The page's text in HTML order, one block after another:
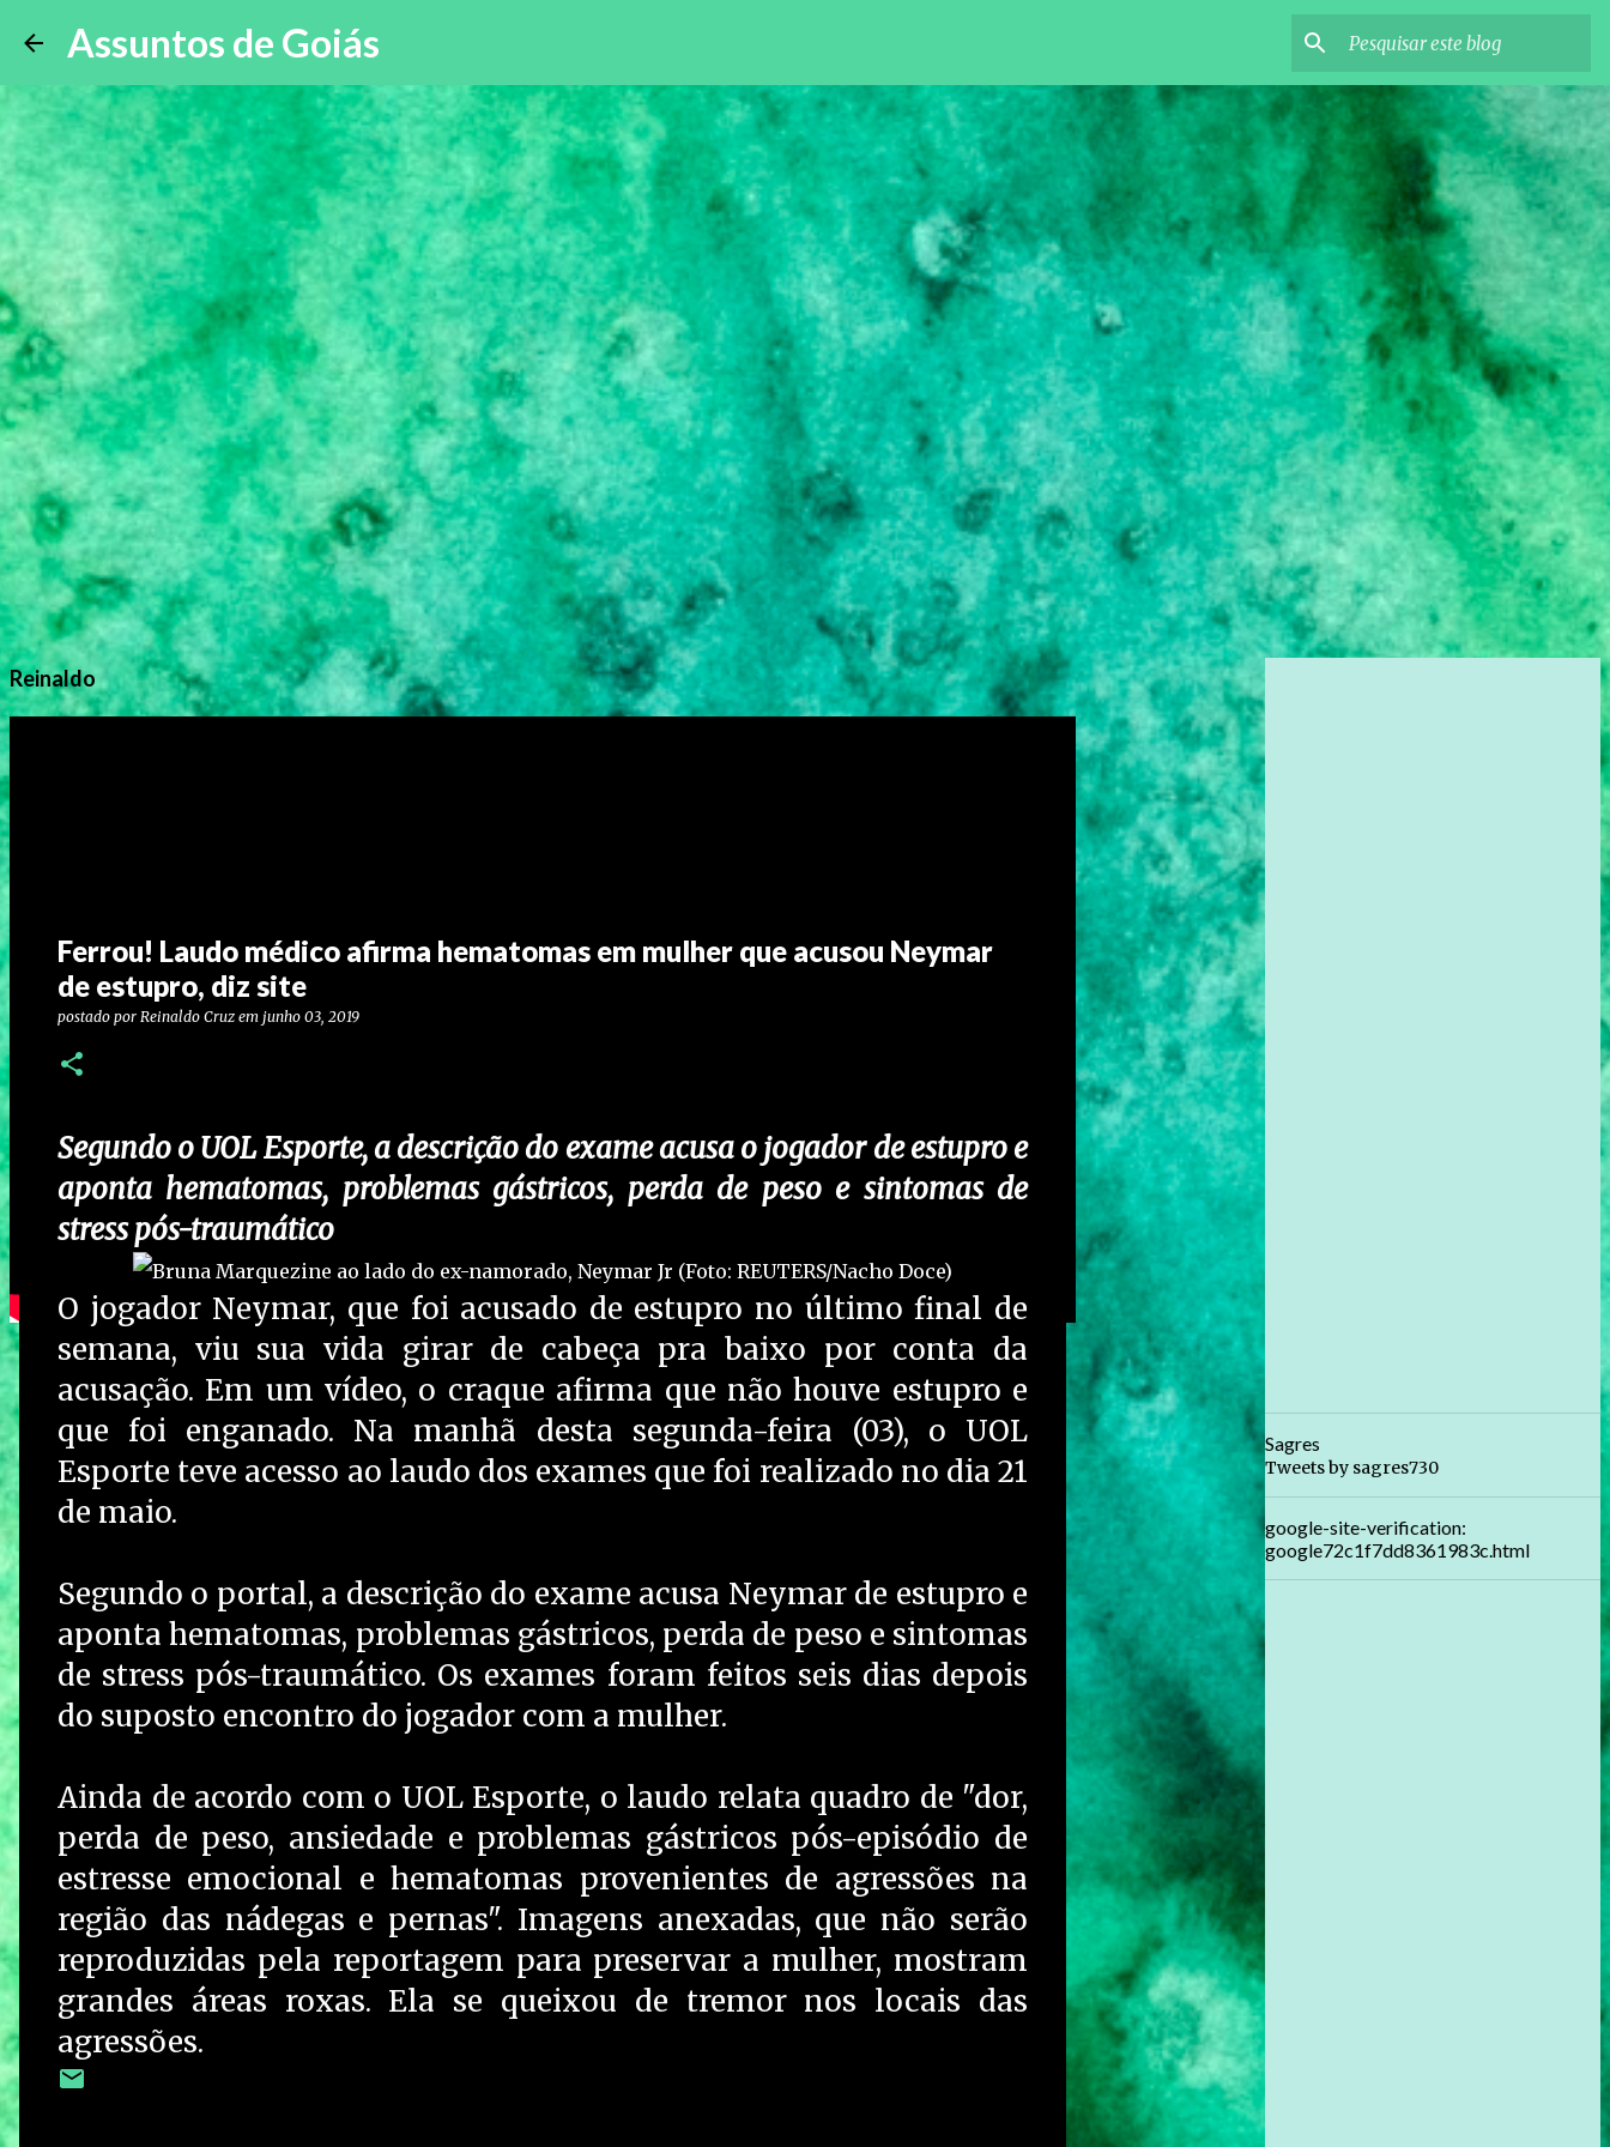
Assuntos de Goiás
Reinaldo
Ferrou! Laudo médico afirma hematomas em mulher que acusou Neymar
de estupro, diz site
postado por Reinaldo Cruz em junho 03, 2019
Segundo o UOL Esporte, a descrição do exame acusa o jogador de estupro e
aponta hematomas, problemas gástricos, perda de peso e sintomas de
stress pós-traumático
O jogador Neymar, que foi acusado de estupro no último final de
semana, viu sua vida girar de cabeça pra baixo por conta da
acusação. Em um vídeo, o craque afirma que não houve estupro e
que foi enganado. Na manhã desta segunda-feira (03), o UOL
Esporte teve acesso ao laudo dos exames que foi realizado no dia 21
de maio.
Segundo o portal, a descrição do exame acusa Neymar de estupro e
aponta hematomas, problemas gástricos, perda de peso e sintomas
de stress pós-traumático. Os exames foram feitos seis dias depois
do suposto encontro do jogador com a mulher.
Ainda de acordo com o UOL Esporte, o laudo relata quadro de "dor,
perda de peso, ansiedade e problemas gástricos pós-episódio de
estresse emocional e hematomas provenientes de agressões na
região das nádegas e pernas". Imagens anexadas, que não serão
reproduzidas pela reportagem para preservar a mulher, mostram
grandes áreas roxas. Ela se queixou de tremor nos locais das
agressões.
Sagres
Tweets by sagres730
google-site-verification:
google72c1f7dd8361983c.html